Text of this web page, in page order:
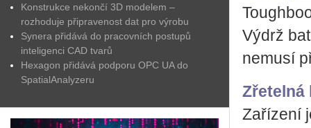
Konstrukce nekončí 3D modelem –
rozhoduje připravenost dat pro výrobu
Synera přidává do pracovních postupů
inteligenci CAD tvarů
Hexagon přidává podporu OPC UA do
SpatialAnalyzeru
Výdrž
nemusí
Zřetelná
Zařízení